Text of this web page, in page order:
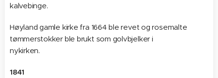
kalvebinge.
Høyland gamle kirke fra 1664 ble revet og rosemalte
tømmerstokker ble brukt som golvbjelker i
nykirken.
1841